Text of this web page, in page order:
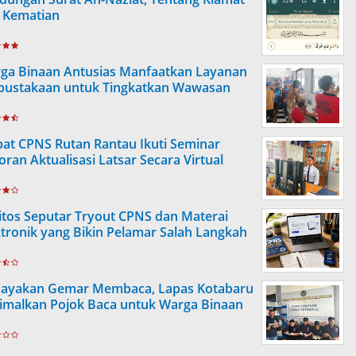
Binaan Antusias Manfaatkan Layanan
untuk Tingkatkan Wawasan
CPNS Rutan Rantau Ikuti Seminar
Aktualisasi Latsar Secara Virtual
Seputar Tryout CPNS dan Materai
yang Bikin Pelamar Salah Langkah
Gemar Membaca, Lapas Kotabaru
Pojok Baca untuk Warga Binaan